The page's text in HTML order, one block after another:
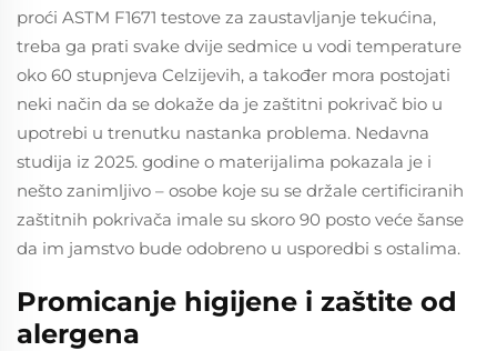
proći ASTM F1671 testove za zaustavljanje tekućina,
treba ga prati svake dvije sedmice u vodi temperature
oko 60 stupnjeva Celzijevih, a također mora postojati
neki način da se dokaže da je zaštitni pokrivač bio u
upotrebi u trenutku nastanka problema. Nedavna
studija iz 2025. godine o materijalima pokazala je i
nešto zanimljivo – osobe koje su se držale certificiranih
zaštitnih pokrivača imale su skoro 90 posto veće šanse
da im jamstvo bude odobreno u usporedbi s ostalima.
Promicanje higijene i zaštite od
alergena